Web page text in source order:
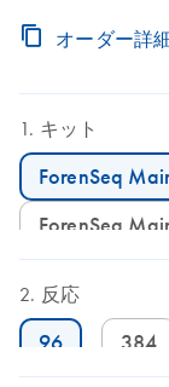
オーダー詳
キット
ForenSeq
ForenSeq
反応
96 384